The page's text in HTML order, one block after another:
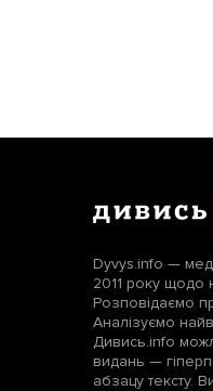
Dyvys.info —
2011 року щодо
Розповідаємо
Аналізуємо
Дивись.info
видань —
абзацу тексту.